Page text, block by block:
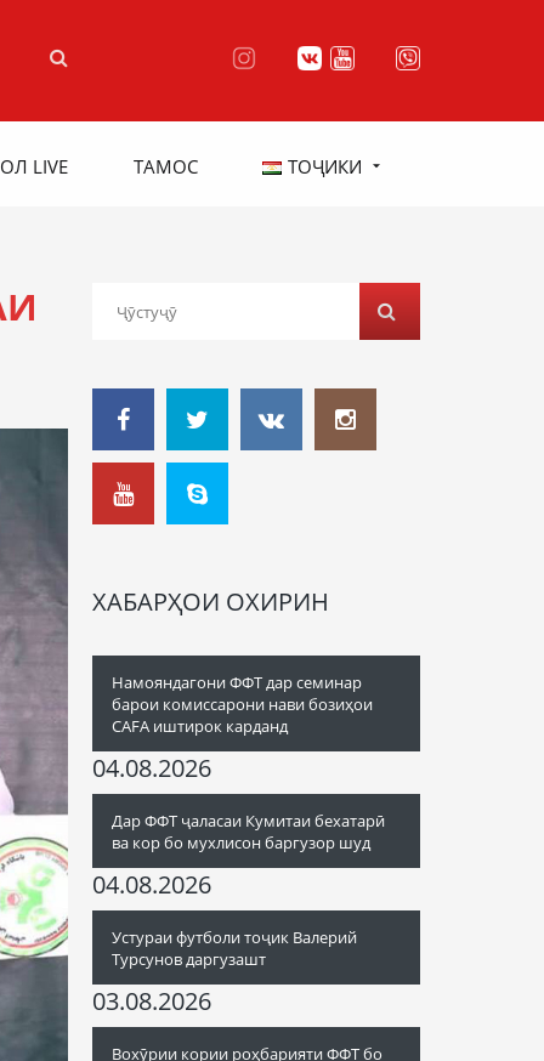
LIVE ТАМОС ТОҶИКИ
ХАБАРҲОИ ОХИРИН
Намояндагони ФФТ дар семинар
барои комиссарони нави бозиҳои
CAFA иштирок карданд
04.08.2026
Дар ФФТ ҷаласаи Кумитаи бехатарӣ
ва кор бо мухлисон баргузор шуд
04.08.2026
Устураи футболи тоҷик Валерий
Турсунов даргузашт
03.08.2026
Вохӯрии кории роҳбарияти ФФТ бо